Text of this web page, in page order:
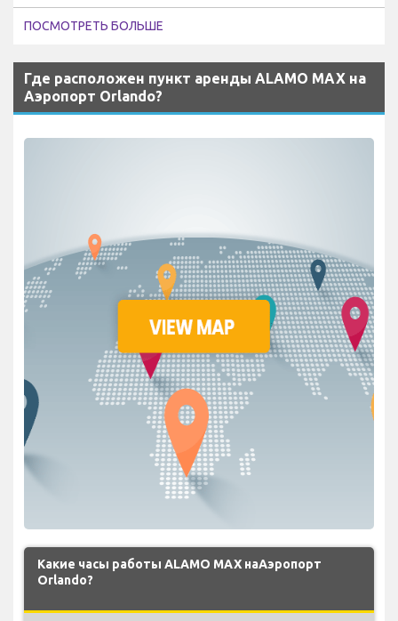
ПОСМОТРЕТЬ БОЛЬШЕ
Где расположен пункт аренды ALAMO MAX на
Аэропорт Orlando?
Какие часы работы ALAMO MAX наАэропорт
Orlando?